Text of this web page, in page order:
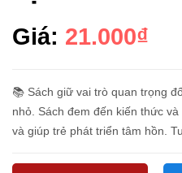
Giá: 21.000₫
📚 Sách giữ vai trò quan trọng
nhỏ. Sách đem đến kiến thức
và giúp trẻ phát triển tâm hồn.